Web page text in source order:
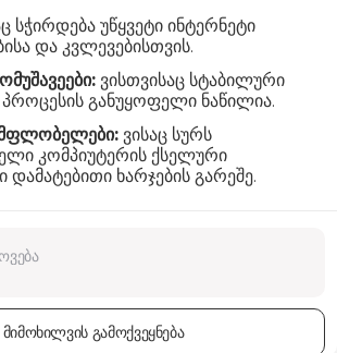
სჭირდება უწყვეტი ინტერნეტი
და კვლევებისთვის.
ვისთვისაც სტაბილური
პროცესის განუყოფელი ნაწილია.
მფლობელები: ვისაც სურს
კომპიუტერის ქსელური
ხარჯების გარეშე.
მიმოხილვის გამოქვეყნება